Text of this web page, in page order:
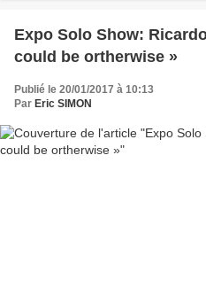
Expo Solo Show: Ricardo BREY « All that
could be ortherwise »
Publié le 20/01/2017 à 10:13
Par Eric SIMON